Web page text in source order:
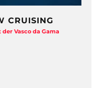
CRUISING
Vasco da Gama